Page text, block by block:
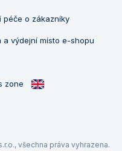
péče o zákazníky
a výdejní místo e-shopu
zone
všechna práva vyhrazena.